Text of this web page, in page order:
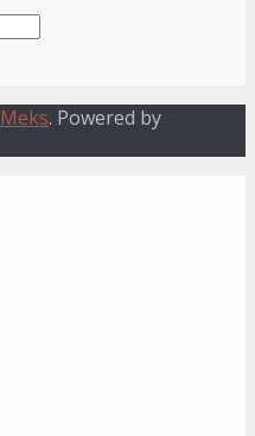
Meks. Powered by